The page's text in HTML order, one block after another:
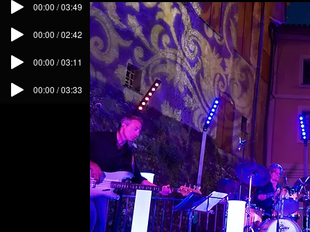
00:00 / 03:49
00:00 / 02:42
00:00 / 03:11
00:00 / 03:33